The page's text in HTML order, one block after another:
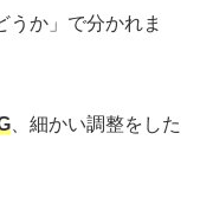
うか」で分かれま
、細かい調整をした